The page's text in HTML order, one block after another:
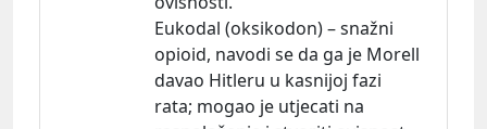
Eukodal (oksikodon) – snažni
opioid, navodi se da ga je Morell
davao Hitleru u kasnijoj fazi
rata; mogao je utjecati na